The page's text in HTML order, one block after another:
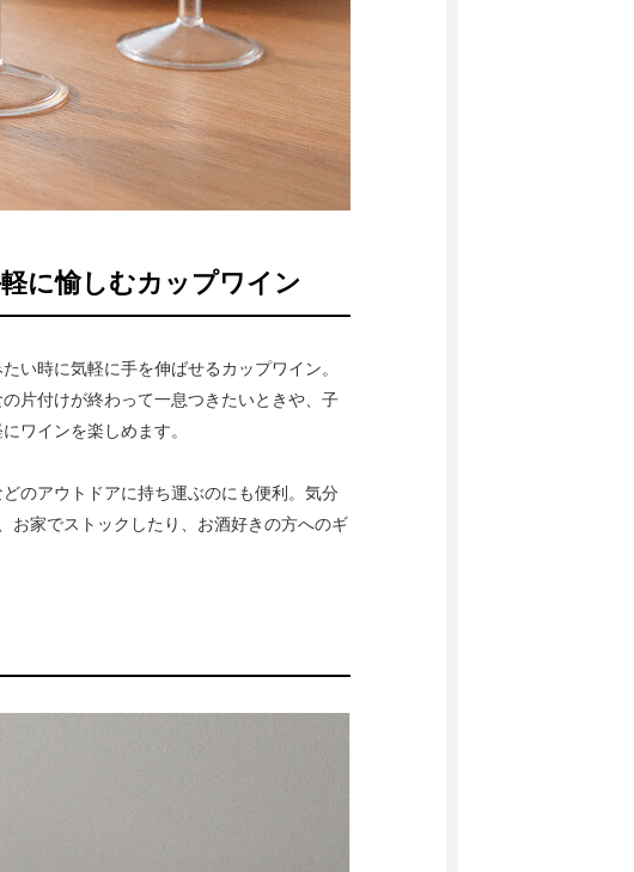
に愉しむカップワイン
い時に気軽に手を伸ばせるカップワイン。
片付けが終わって一息つきたいときや、子
ワインを楽しめます。
のアウトドアに持ち運ぶのにも便利。気分
お家でストックしたり、お酒好きの方へのギ